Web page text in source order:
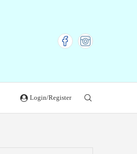
Login/Register